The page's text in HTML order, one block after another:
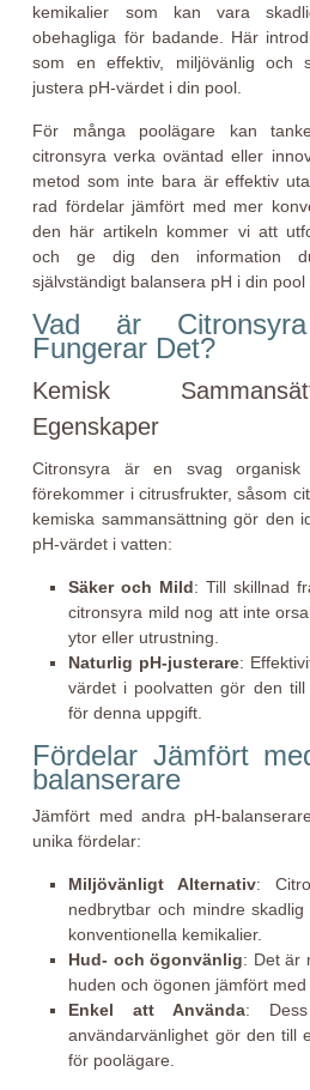
kemikalier som kan vara
obehagliga för badande. Här
som en effektiv, miljövänlig och
justera pH-värdet i din pool.
För många poolägare kan
citronsyra verka oväntad eller
metod som inte bara är effektiv
rad fördelar jämfört med mer
den här artikeln kommer vi att
och ge dig den information
självständigt balansera pH i din pool
Vad är
Fungerar Det?
Kemisk
Egenskaper
Citronsyra är en svag
förekommer i citrusfrukter, såsom
kemiska sammansättning gör den
pH-värdet i vatten:
Säker och Mild: Till skillnad
citronsyra mild nog att inte
ytor eller utrustning.
Naturlig pH-justerare:
värdet i poolvatten gör den
för denna uppgift.
Fördelar Jämfört
balanserare
Jämfört med andra pH-
unika fördelar:
Miljövänligt Alternativ:
nedbrytbar och mindre
konventionella kemikalier.
Hud- och ögonvänlig: Det är
huden och ögonen jämfört med
Enkel att Använda: Dess
användarvänlighet gör den till
för poolägare.